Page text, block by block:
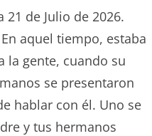
21 de Julio de 2026.
aquel tiempo, estaba
la gente, cuando su
se presentaron
hablar con él. Uno se
y tus hermanos